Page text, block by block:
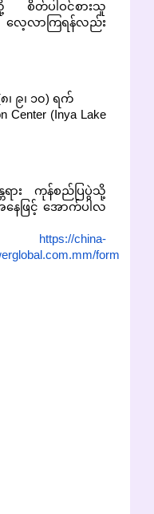
စိတ်ပါဝင်စားသူ
ေ့လာကြရန်လည်း
၉၊ ၁၀) ရက်
Center (Inya Lake
ား ကုန်စည်ပြပွဲသို့
နေဖြင့် အောက်ပါလ
https://china-
form